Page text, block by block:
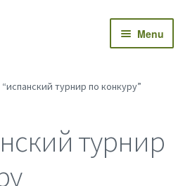
Menu
турнир по конкуру”
турнир